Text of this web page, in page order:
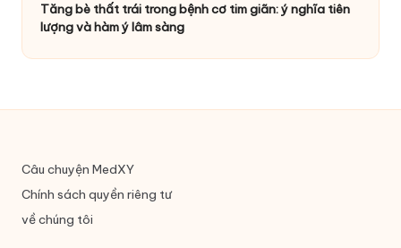
Tăng bè thất trái trong bệnh cơ tim giãn: ý nghĩa tiên
lượng và hàm ý lâm sàng
Câu chuyện MedXY
Chính sách quyền riêng tư
về chúng tôi